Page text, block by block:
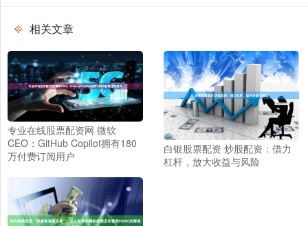
相关文章
专业在线股票配资网 微软
CEO：GitHub Copilot拥有180
万付费订阅用户
白银股票配资 炒股配资：借力
杠杆，放大收益与风险